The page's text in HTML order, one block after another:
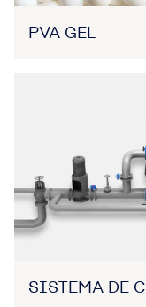
PVA GEL
SISTEMA DE